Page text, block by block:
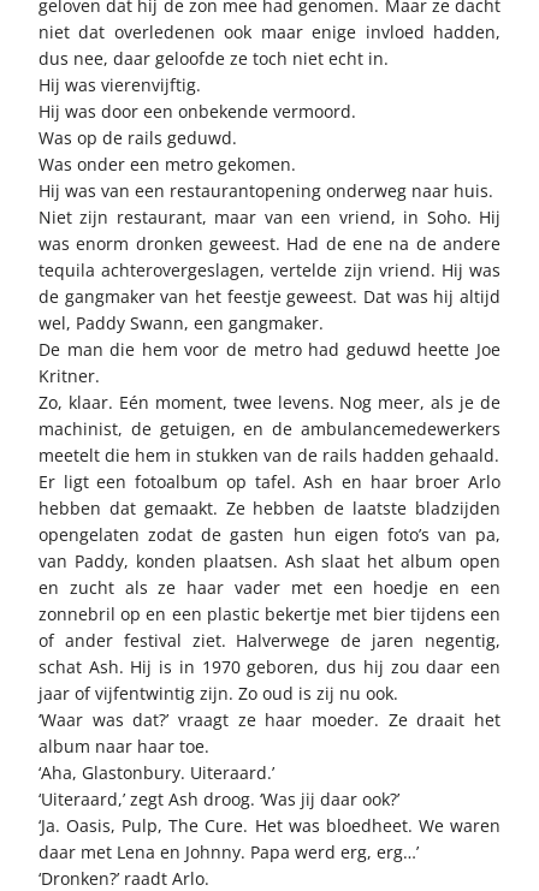
geloven dat hij de zon mee had genomen. Maar ze dacht
niet dat overledenen ook maar enige invloed hadden,
dus nee, daar geloofde ze toch niet echt in.
Hij was vierenvijftig.
Hij was door een onbekende vermoord.
Was op de rails geduwd.
Was onder een metro gekomen.
Hij was van een restaurantopening onderweg naar huis.
Niet zijn restaurant, maar van een vriend, in Soho. Hij
was enorm dronken geweest. Had de ene na de andere
tequila achterovergeslagen, vertelde zijn vriend. Hij was
de gangmaker van het feestje geweest. Dat was hij altijd
wel, Paddy Swann, een gangmaker.
De man die hem voor de metro had geduwd heette Joe
Kritner.
Zo, klaar. Eén moment, twee levens. Nog meer, als je de
machinist, de getuigen, en de ambulancemedewerkers
meetelt die hem in stukken van de rails hadden gehaald.
Er ligt een fotoalbum op tafel. Ash en haar broer Arlo
hebben dat gemaakt. Ze hebben de laatste bladzijden
opengelaten zodat de gasten hun eigen foto’s van pa,
van Paddy, konden plaatsen. Ash slaat het album open
en zucht als ze haar vader met een hoedje en een
zonnebril op en een plastic bekertje met bier tijdens een
of ander festival ziet. Halverwege de jaren negentig,
schat Ash. Hij is in 1970 geboren, dus hij zou daar een
jaar of vijfentwintig zijn. Zo oud is zij nu ook.
‘Waar was dat?’ vraagt ze haar moeder. Ze draait het
album naar haar toe.
‘Aha, Glastonbury. Uiteraard.’
‘Uiteraard,’ zegt Ash droog. ‘Was jij daar ook?’
‘Ja. Oasis, Pulp, The Cure. Het was bloedheet. We waren
daar met Lena en Johnny. Papa werd erg, erg…’
‘Dronken?’ raadt Arlo.